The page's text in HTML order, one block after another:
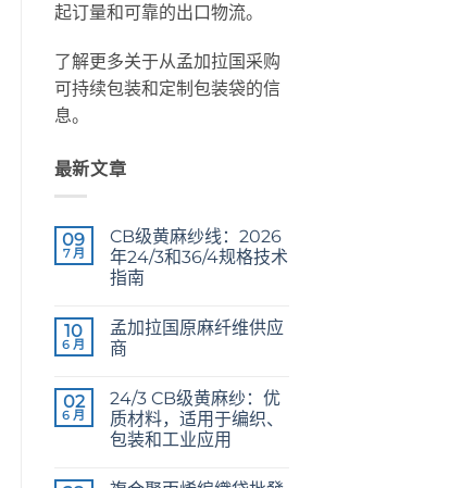
起订量和可靠的出口物流。
了解更多关于从孟加拉国采购
可持续包装和定制包装袋的信
息。
最新文章
09
7 月
CB级黄麻纱线：2026
年24/3和36/4规格技术
指南
Jute
Yarn:
The
Guide
to
24/3
and
论
10
6 月
孟加拉国原麻纤维供应
商
Fibre
Supplier
Bangladesh
论
02
6 月
24/3 CB级黄麻纱：优
质材料，适用于编织、
包装和工业应用